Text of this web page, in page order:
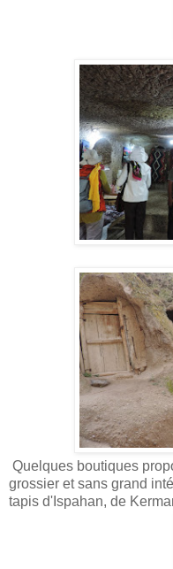
Quelques boutiques
grossier et sans grand
tapis d'Ispahan, de